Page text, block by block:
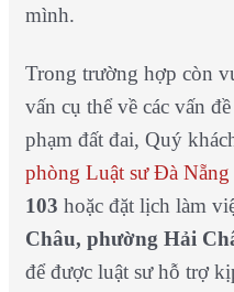
mình.
Trong trường hợp còn
vấn cụ thể về các vấn
phạm đất đai, Quý
phòng Luật sư Đà Nẵng
103 hoặc đặt lịch làm
Châu, phường Hải
để được luật sư hỗ trợ